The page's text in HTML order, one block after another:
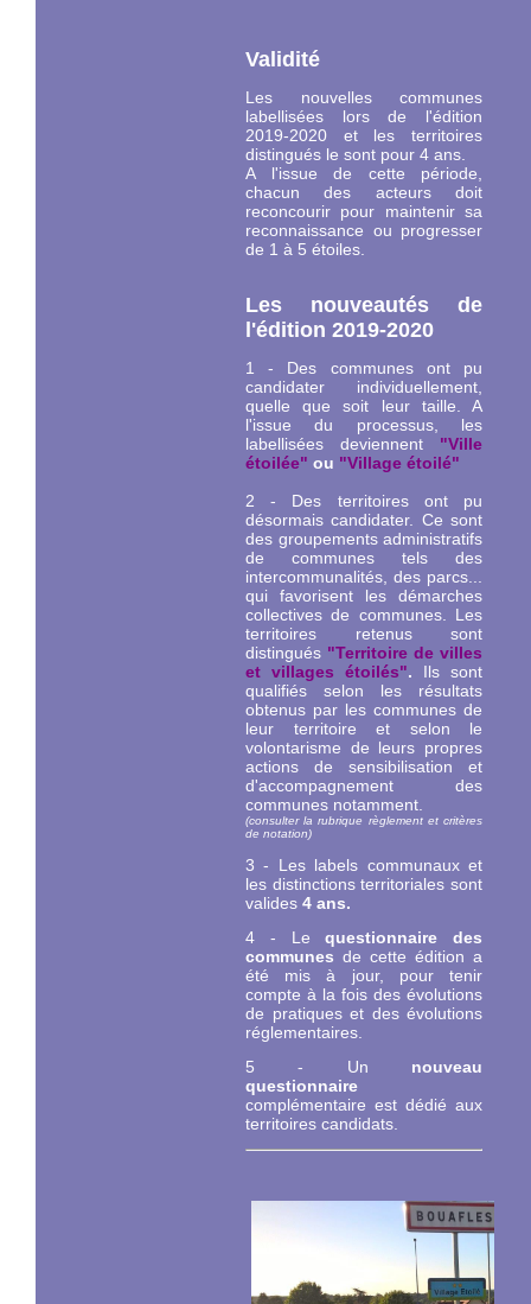
Validité
Les nouvelles communes
labellisées lors de l'édition
2019-2020 et les territoires
distingués le sont pour 4 ans.
A l'issue de cette période,
chacun des acteurs doit
reconcourir pour maintenir sa
reconnaissance ou progresser
de 1 à 5 étoiles.
Les nouveautés de
l'édition 2019-2020
1 - Des communes ont pu
candidater individuellement,
quelle que soit leur taille. A
l'issue du processus, les
labellisées deviennent "Ville
étoilée" ou "Village étoilé"
2 - Des territoires ont pu
désormais candidater. Ce sont
des groupements administratifs
de communes tels des
intercommunalités, des parcs...
qui favorisent les démarches
collectives de communes. Les
territoires retenus sont
distingués "Territoire de villes
et villages étoilés". Ils sont
qualifiés selon les résultats
obtenus par les communes de
leur territoire et selon le
volontarisme de leurs propres
actions de sensibilisation et
d'accompagnement des
communes notamment.
(consulter la rubrique règlement et critères
de notation)
3 - Les labels communaux et
les distinctions territoriales sont
valides 4 ans.
4 - Lequestionnaire des
communes de cette édition a
été mis à jour, pour tenir
compte à la fois des évolutions
de pratiques et des évolutions
réglementaires.
5 - Un nouveau
questionnaire
complémentaire est dédié aux
territoires candidats.